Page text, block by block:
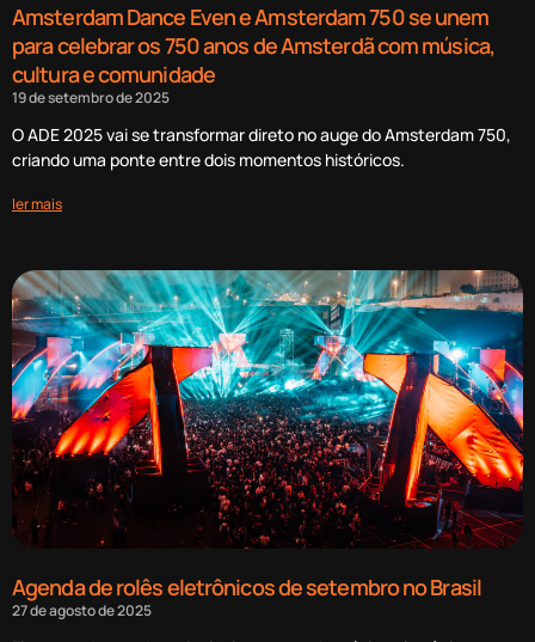
Amsterdam Dance Even e Amsterdam 750 se unem
para celebrar os 750 anos de Amsterdã com música,
cultura e comunidade
19 de setembro de 2025
O ADE 2025 vai se transformar direto no auge do Amsterdam 750,
criando uma ponte entre dois momentos históricos.
ler mais
Agenda de rolês eletrônicos de setembro no Brasil
27 de agosto de 2025